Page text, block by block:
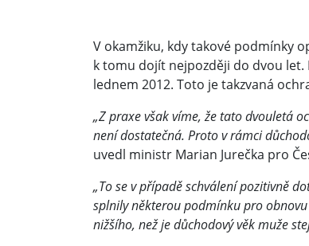
V okamžiku, kdy takové podmínky
k tomu dojít nejpozději do dvou
lednem 2012. Toto je takzvaná
„Z praxe však víme, že tato dvouletá
není dostatečná. Proto v rámci
uvedl ministr Marian Jurečka pro
„To se v případě schválení pozitivně
splnily některou podmínku pro
nižšího, než je důchodový věk muže